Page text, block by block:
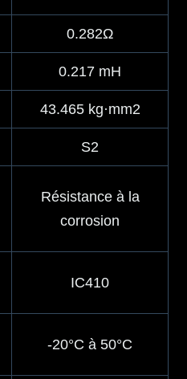
0.282Ω
0.217 mH
43.465 kg·mm2
S2
Résistance à la
corrosion
IC410
-20°C à 50°C